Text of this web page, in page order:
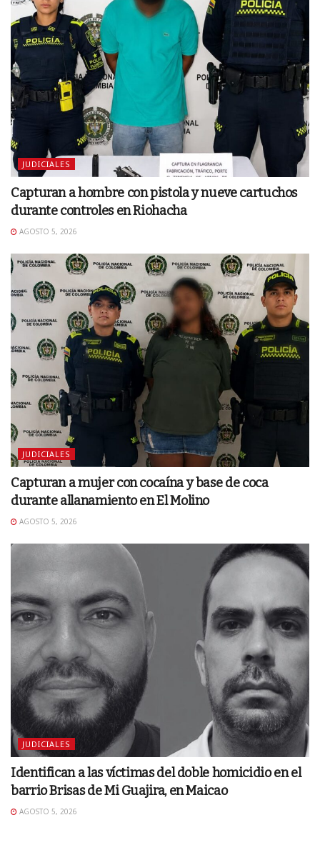
JUDICIALES
Capturan a hombre con pistola y nueve cartuchos
durante controles en Riohacha
AGOSTO 5, 2026
JUDICIALES
Capturan a mujer con cocaína y base de coca
durante allanamiento en El Molino
AGOSTO 5, 2026
JUDICIALES
Identifican a las víctimas del doble homicidio en el
barrio Brisas de Mi Guajira, en Maicao
AGOSTO 5, 2026